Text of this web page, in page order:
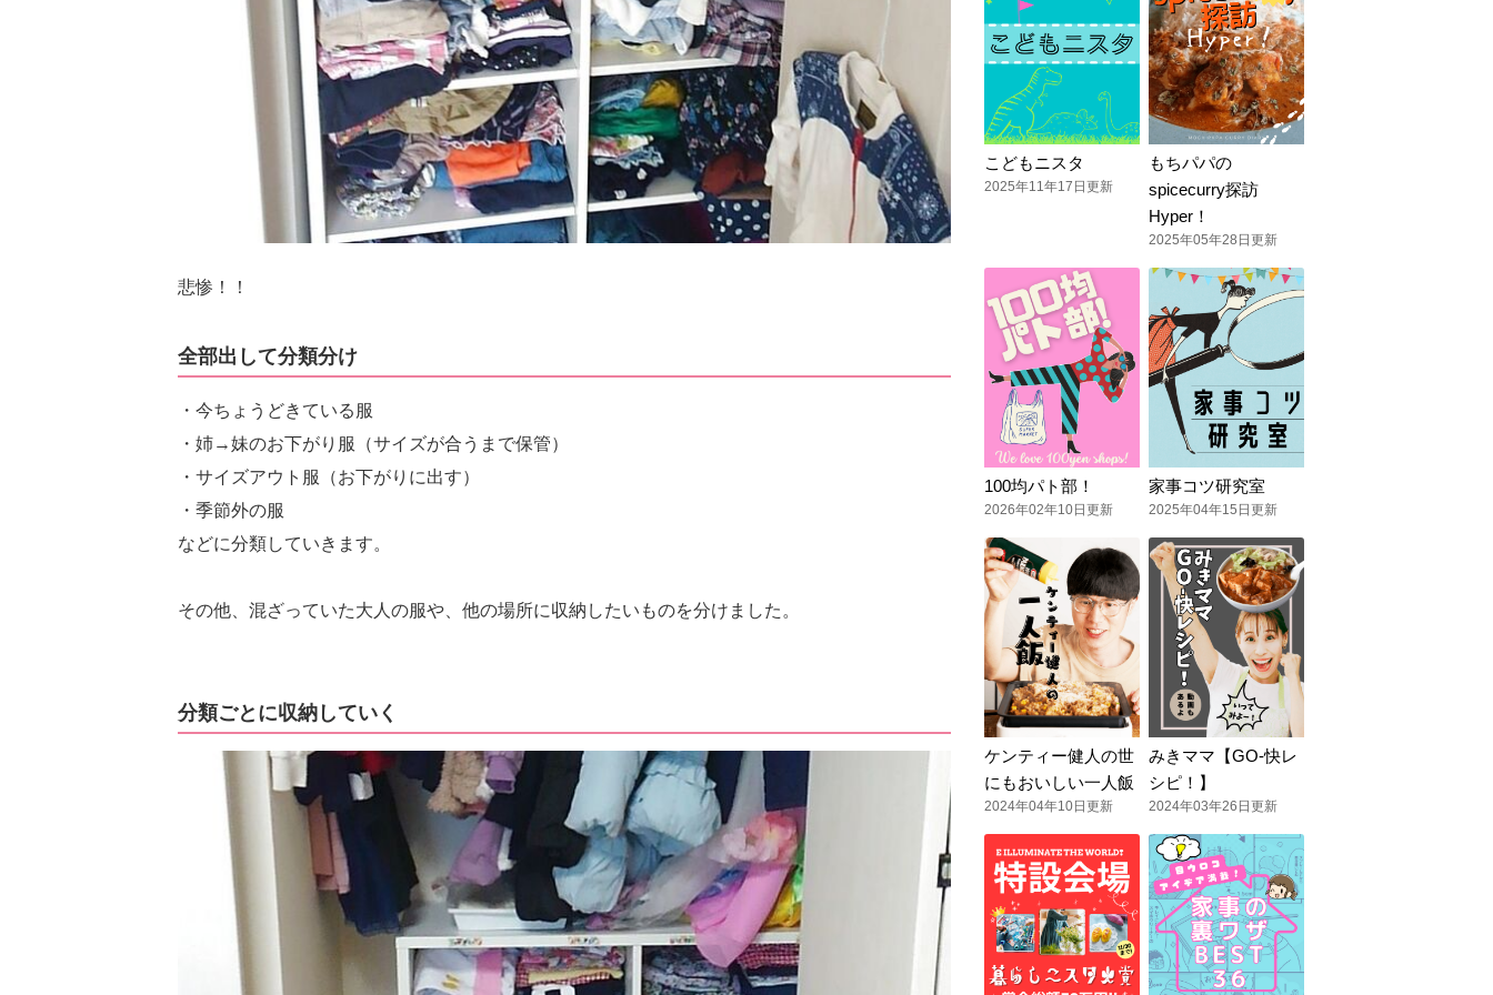
悲惨！！
全部出して分類分け
・今ちょうどきている服
・姉→妹のお下がり服（サイズが合うまで保管）
・サイズアウト服（お下がりに出す）
・季節外の服
などに分類していきます。
その他、混ざっていた大人の服や、他の場所に収納したいものを分けました。
分類ごとに収納していく
こどもニスタ
2025年11年17日更新
もちパパの
spicecurry探訪
Hyper！
2025年05年28日更新
100均パト部！
2026年02年10日更新
家事コツ研究室
2025年04年15日更新
ケンティー健人の世
にもおいしい一人飯
2024年04年10日更新
みきママ【GO-快レ
シピ！】
2024年03年26日更新